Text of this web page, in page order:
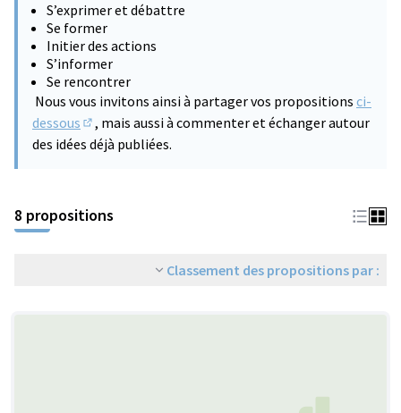
S’exprimer et débattre
Se former
Initier des actions
S’informer
Se rencontrer
Nous vous invitons ainsi à partager vos propositions ci-
dessous
(S'ouvre dans un nouvel onglet)
, mais aussi à commenter et échanger autour
des idées déjà publiées.
8 propositions
Classement des propositions par :